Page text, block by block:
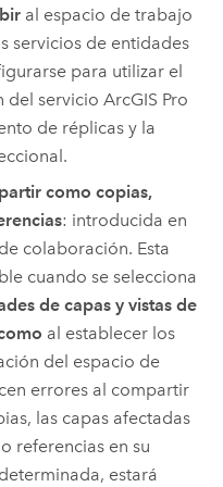
al espacio de trabajo
servicios de entidades
para utilizar el
del servicioArcGIS Pro
de réplicas y la
como copias,
: introducida en
colaboración. Esta
cuando se selecciona
de capas y vistas de
al establecer los
del espacio de
errores al compartir
las capas afectadas
referencias en su
estará